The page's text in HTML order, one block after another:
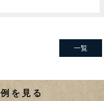
一覧
を見る